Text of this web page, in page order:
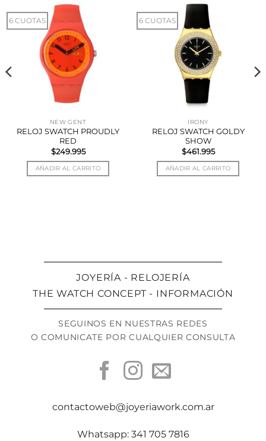
6 CUOTAS
NEW GENT
RELOJ SWATCH PROUDLY
RED
$249.995
AÑADIR AL CARRITO
6 CUOTAS
IRONY
RELOJ SWATCH GOLDY
SHOW
$461.995
AÑADIR AL CARRITO
JOYERÍA - RELOJERÍA
THE WATCH CONCEPT - INFORMACIÓN
SEGUINOS EN NUESTRAS REDES
O COMUNICATE POR CUALQUIER CONSULTA
contactoweb@joyeriawork.com.ar
Whatsapp: 341 705 7816